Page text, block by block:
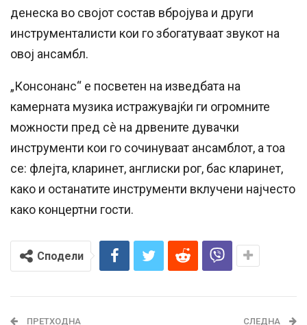
денеска во својот состав вбројува и други
инструменталисти кои го збогатуваат звукот на
овој ансамбл.
„Консонанс“ е посветен на изведбата на
камерната музика истражувајќи ги огромните
можности пред сè на дрвените дувачки
инструменти кои го сочинуваат ансамблот, а тоа
се: флејта, кларинет, англиски рог, бас кларинет,
како и останатите инструменти вклучени најчесто
како концертни гости.
Сподели
ПРЕТХОДНА СЛЕДНА